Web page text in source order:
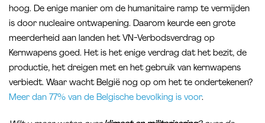
hoog. De enige manier om de humanitaire ramp te vermijden
is door nucleaire ontwapening. Daarom keurde een grote
meerderheid aan landen het VN-Verbodsverdrag op
Kernwapens goed. Het is het enige verdrag dat het bezit, de
productie, het dreigen met en het gebruik van kernwapens
verbiedt. Waar wacht België nog op om het te ondertekenen?
Meer dan 77% van de Belgische bevolking is voor.